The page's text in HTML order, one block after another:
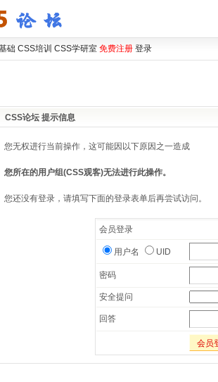
础 CSS培训 CSS学研室 免费注册 登录
CSS论坛 提示信息
您无权进行当前操作，这可能因以下原因之一造成
您所在的用户组(CSS观客)无法进行此操作。
您还没有登录，请填写下面的登录表单后再尝试访问。
会员登录
用户名 UID
密码
安全提问
回答
会员